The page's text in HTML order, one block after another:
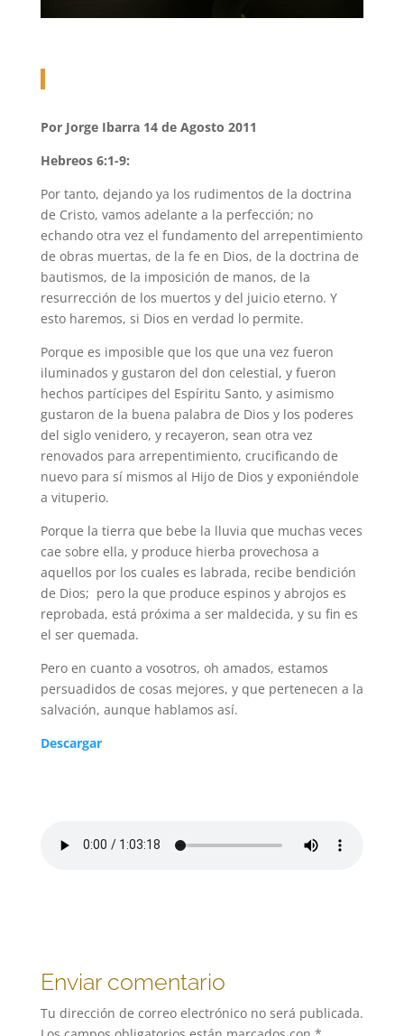
Por Jorge Ibarra 14 de Agosto 2011
Hebreos 6:1-9:
Por tanto, dejando ya los rudimentos de la doctrina
de Cristo, vamos adelante a la perfección; no
echando otra vez el fundamento del arrepentimiento
de obras muertas, de la fe en Dios, de la doctrina de
bautismos, de la imposición de manos, de la
resurrección de los muertos y del juicio eterno. Y
esto haremos, si Dios en verdad lo permite.
Porque es imposible que los que una vez fueron
iluminados y gustaron del don celestial, y fueron
hechos partícipes del Espíritu Santo, y asimismo
gustaron de la buena palabra de Dios y los poderes
del siglo venidero, y recayeron, sean otra vez
renovados para arrepentimiento, crucificando de
nuevo para sí mismos al Hijo de Dios y exponiéndole
a vituperio.
Porque la tierra que bebe la lluvia que muchas veces
cae sobre ella, y produce hierba provechosa a
aquellos por los cuales es labrada, recibe bendición
de Dios; pero la que produce espinos y abrojos es
reprobada, está próxima a ser maldecida, y su fin es
el ser quemada.
Pero en cuanto a vosotros, oh amados, estamos
persuadidos de cosas mejores, y que pertenecen a la
salvación, aunque hablamos así.
Descargar
Enviar comentario
Tu dirección de correo electrónico no será publicada.